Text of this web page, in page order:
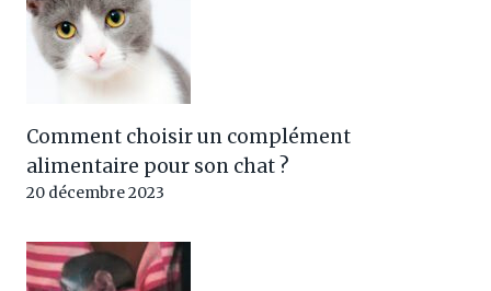
Comment choisir un complément
alimentaire pour son chat ?
20 décembre 2023